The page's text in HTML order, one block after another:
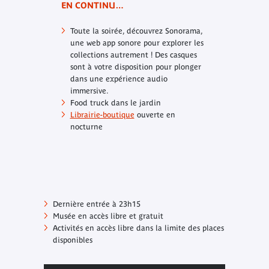
EN CONTINU…
Toute la soirée, découvrez Sonorama,
une web app sonore pour explorer les
collections autrement ! Des casques
sont à votre disposition pour plonger
dans une expérience audio
immersive.
Food truck dans le jardin
Librairie-boutique ouverte en
nocturne
Dernière entrée à 23h15
Musée en accès libre et gratuit
Activités en accès libre dans la limite des places
disponibles